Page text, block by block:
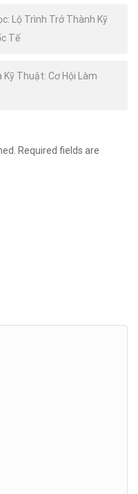
Lộ Trình Trở Thành Kỹ
Tế
Kỹ Thuật: Cơ Hội Làm
Required fields are